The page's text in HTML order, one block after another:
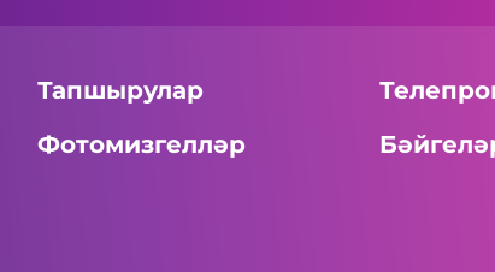
Тапшырулар
Фотомизгелләр